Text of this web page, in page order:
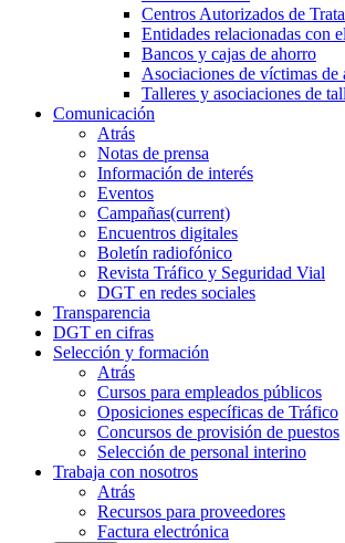
Centros Autorizados de
Entidades relacionadas con
Bancos y cajas de ahorro
Asociaciones de víctimas de
Talleres y asociaciones de
Comunicación
Atrás
Notas de prensa
Información de interés
Eventos
Campañas(current)
Encuentros digitales
Boletín radiofónico
Revista Tráfico y Seguridad Vial
DGT en redes sociales
Transparencia
DGT en cifras
Selección y formación
Atrás
Cursos para empleados públicos
Oposiciones específicas de Tráfico
Concursos de provisión de puestos
Selección de personal interino
Trabaja con nosotros
Atrás
Recursos para proveedores
Factura electrónica